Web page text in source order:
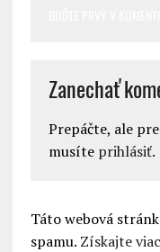
Zanechať
Prepáčte, ale
musíte prihlásiť.
Táto webová
spamu. Získajte